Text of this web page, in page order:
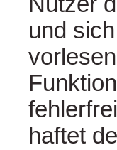
und
haftet